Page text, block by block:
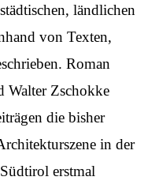
ländlichen
von Texten,
Roman
Walter Zschokke
die bisher
in der
erstmal